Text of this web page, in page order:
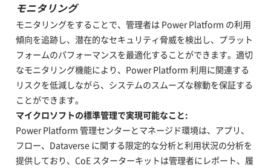
モニタリング
モニタリングをすることで、管理者は Power Platform の利用
傾向を追跡し、潜在的なセキュリティ脅威を検出し、プラット
フォームのパフォーマンスを最適化することができます。適切
なモニタリング機能により、Power Platform 利用に関連する
リスクを低減しながら、システムのスムーズな稼動を保証する
ことができます。
マイクロソフトの標準管理で実現可能なこと:
Power Platform 管理センターとマネージド環境は、アプリ、
フロー、Dataverse に関する限定的な分析と利用状況の分析を
提供しており、CoE スターターキットは管理者にレポート、履